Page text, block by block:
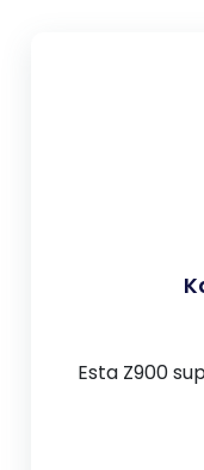
Esta Z900